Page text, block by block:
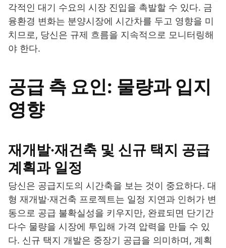
각적인 대기 수요의 시장 진입을 촉발할 수 있다. 금
융환경 변화는 분양시장에 시간차를 두고 영향을 미
치므로, 당신은 규제 흐름을 지속적으로 모니터링해
야 한다.
공급 측 요인: 물량과 입지
영향
재개발·재건축 및 신규 택지 공급
계획과 일정
당신은 공급지도의 시간축을 보는 것이 중요하다. 대
형 재개발·재건축 프로젝트는 일정 지연과 인허가 변
동으로 공급 불확실성을 키우지만, 완료되면 단기간
다수 물량을 시장에 투입해 가격 압력을 만들 수 있
다. 신규 택지 개발은 중장기 공급을 의미하며, 계획